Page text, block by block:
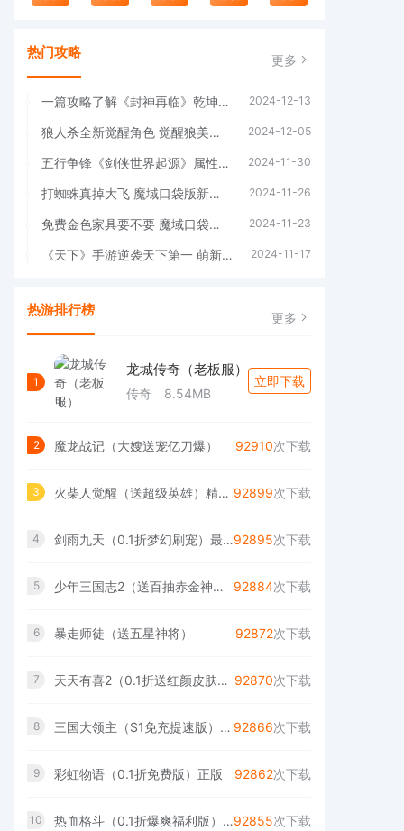
热门攻略 更多
一篇攻略了解《封神再临》乾坤终测所有日常玩法(封hwid) 2024-12-13
狼人杀全新觉醒角色 觉醒狼美人技能玩法详解 2024-12-05
五行争锋《剑侠世界起源》属性克制攻略(剑侠五行石) 2024-11-30
打蜘蛛真掉大飞 魔域口袋版新手攻略 2024-11-26
免费金色家具要不要 魔域口袋版家园系统攻略(金黄色家具) 2024-11-23
《天下》手游逆袭天下第一 萌新攻略(手游 天下) 2024-11-17
热游排行榜 更多
1
龙城传奇（老板服）
传奇 8.54MB
立即下载
2 魔龙战记（大嫂送宠亿刀爆） 92910次下载
3 火柴人觉醒（送超级英雄）精简版 92899次下载
4 剑雨九天（0.1折梦幻刷宠）最新92895次下载
5 少年三国志2（送百抽赤金神将） 92884次下载
6 暴走师徒（送五星神将） 92872次下载
7 天天有喜2（0.1折送红颜皮肤）最新版本 92870次下载
8 三国大领主（S1免充提速版）中文版 92866次下载
9 彩虹物语（0.1折免费版）正版 92862次下载
10 热血格斗（0.1折爆爽福利版）正版92855次下载